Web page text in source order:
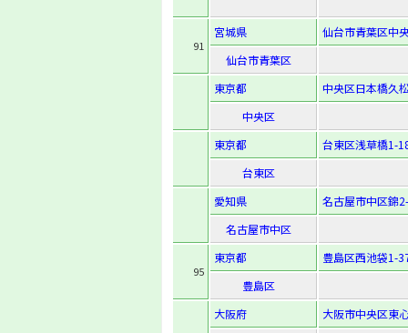
91
宮城県
仙台市青葉区中
仙台市青葉区
東京都
中央区日本橋久
中央区
東京都
台東区浅草橋1-
台東区
愛知県
名古屋市中区錦
名古屋市中区
95
東京都
豊島区西池袋1-
豊島区
大阪府
大阪市中央区東